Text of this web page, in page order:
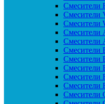
Cмесители
Cмесители
Cмесители
Смесители
Смесители
Смесители
Смесители
Смесители
Смесители
Смесители
Смесители